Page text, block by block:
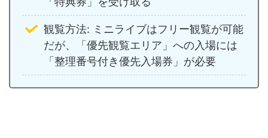
観覧方法: ミニライブはフリー観覧が可能
だが、「優先観覧エリア」への入場には
「整理番号付き優先入場券」が必要